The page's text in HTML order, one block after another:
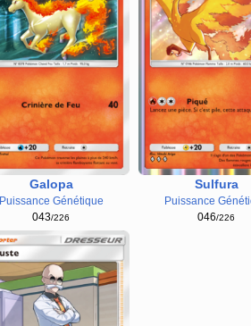
Galopa
Puissance Génétique
043/226
Sulfura
Puissance
046/226